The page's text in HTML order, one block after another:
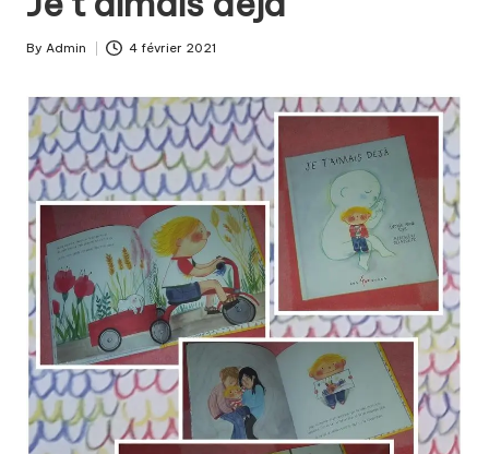
s
r
t
ir
pour
les
jours.
Posted
By Admin 4 février 2021